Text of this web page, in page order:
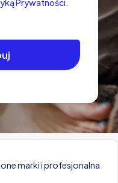
Prywatności.
marki i profesjonalna